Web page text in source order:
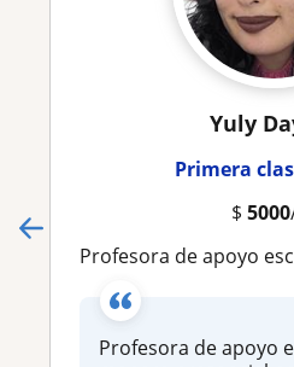
Yuly
Primera
$ 5000
Profesora de apoyo escolar de manera presencial para mejorar
Profesora de apoyo